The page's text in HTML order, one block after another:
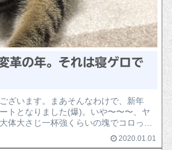
の年。それは寝ゲロで
ざいます。まあそんなわけで、新年
トとなりました(爆)。いや〜〜〜、ヤ
体大さじ一杯強くらいの塊でコロっと
に限ってわざわざ水をたっぷりと飲
2020.01.01